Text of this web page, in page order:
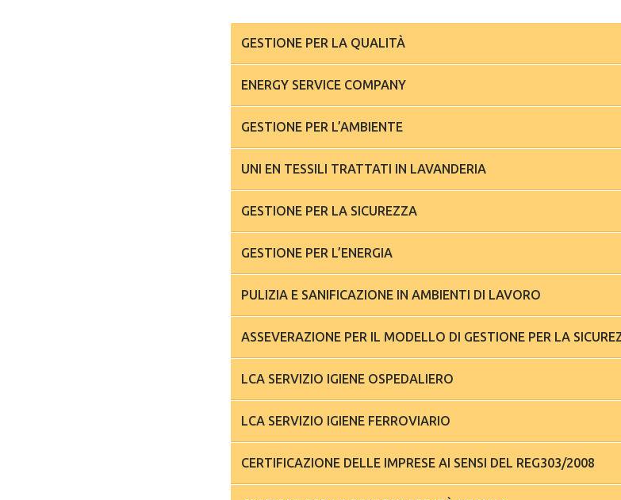
GESTIONE PER LA QUALITÀ
ENERGY SERVICE COMPANY
GESTIONE PER L’AMBIENTE
UNI EN TESSILI TRATTATI IN LAVANDERIA
GESTIONE PER LA SICUREZZA
GESTIONE PER L’ENERGIA
PULIZIA E SANIFICAZIONE IN AMBIENTI DI LAVORO
ASSEVERAZIONE PER IL MODELLO DI GESTIONE PER LA
LCA SERVIZIO IGIENE OSPEDALIERO
LCA SERVIZIO IGIENE FERROVIARIO
CERTIFICAZIONE DELLE IMPRESE AI SENSI DEL REG303/2008